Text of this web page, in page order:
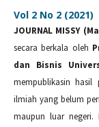
Vol 2 No 2 (2021)
JOURNAL MISSY
secara berkala oleh
dan Bisnis
mempublikasin hasil
ilmiah yang belum
maupun luar negeri.